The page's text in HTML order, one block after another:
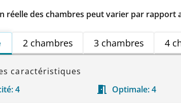
réelle des chambres peut varier par rapport
2 chambres 3 chambres 4
caractéristiques
4 Optimale: 4